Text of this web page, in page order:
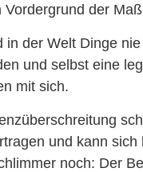
der
in der Welt Dinge
und selbst eine
mit sich.
und kann
noch: Der